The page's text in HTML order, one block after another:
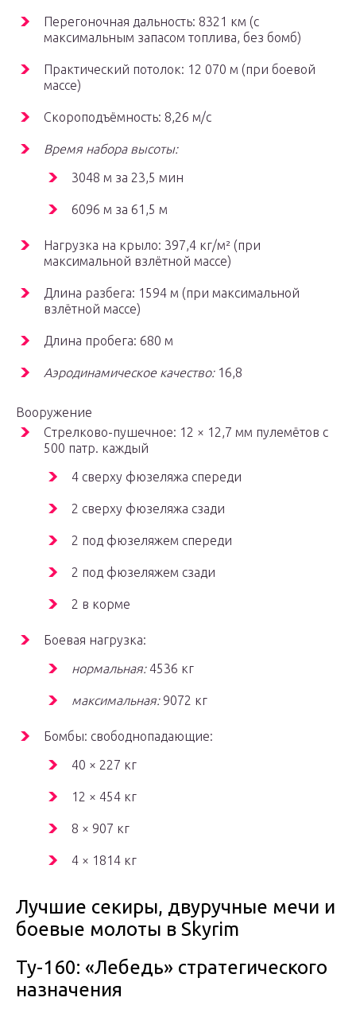
Перегоночная дальность: 8321 км (с
максимальным запасом топлива, без бомб)
Практический потолок: 12 070 м (при боевой
массе)
Скороподъёмность: 8,26 м/с
Время набора высоты:
3048 м за 23,5 мин
6096 м за 61,5 м
Нагрузка на крыло: 397,4 кг/м² (при
максимальной взлётной массе)
Длина разбега: 1594 м (при максимальной
взлётной массе)
Длина пробега: 680 м
Аэродинамическое качество:16,8
Вооружение
Стрелково-пушечное: 12 × 12,7 мм пулемётов с
500 патр. каждый
4 сверху фюзеляжа спереди
2 сверху фюзеляжа сзади
2 под фюзеляжем спереди
2 под фюзеляжем сзади
2 в корме
Боевая нагрузка:
нормальная:4536 кг
максимальная:9072 кг
Бомбы: свободнопадающие:
40 × 227 кг
12 × 454 кг
8 × 907 кг
4 × 1814 кг
Лучшие секиры, двуручные мечи и
боевые молоты в Skyrim
Ту-160: «Лебедь» стратегического
назначения